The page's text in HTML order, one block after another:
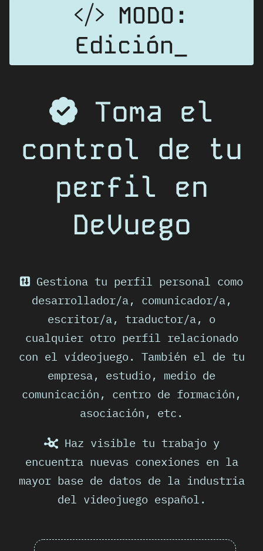
MODO:
Edición_
Toma el
control de tu
perfil en
DeVuego
Gestiona tu perfil personal como
desarrollador/a, comunicador/a,
escritor/a, traductor/a, o
cualquier otro perfil relacionado
con el vídeojuego. También el de tu
empresa, estudio, medio de
comunicación, centro de formación,
asociación, etc.
Haz visible tu trabajo y
encuentra nuevas conexiones en la
mayor base de datos de la industria
del videojuego español.